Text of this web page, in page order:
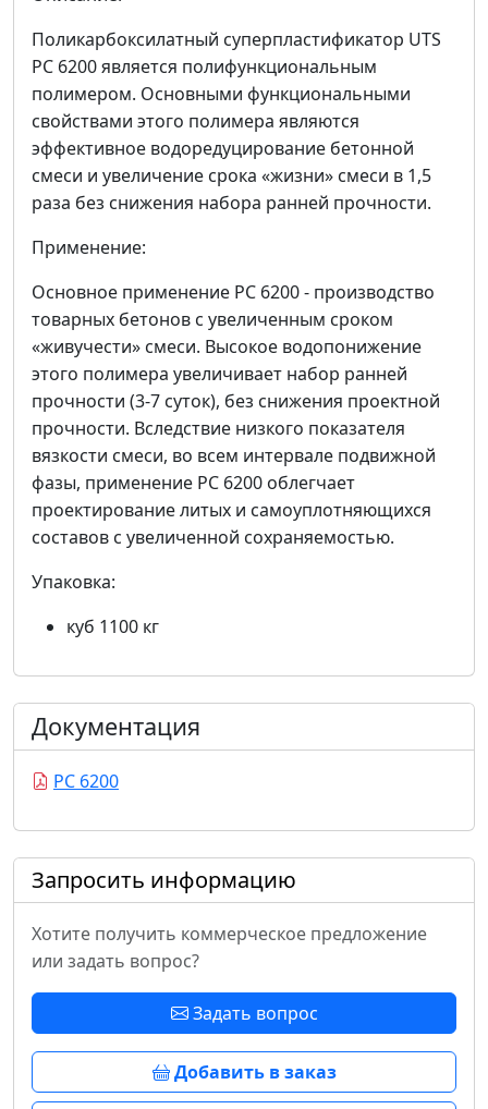
Поликарбоксилатный суперпластификатор UTS
РС 6200 является полифункциональным
полимером. Основными функциональными
свойствами этого полимера являются
эффективное водоредуцирование бетонной
смеси и увеличение срока «жизни» смеси в 1,5
раза без снижения набора ранней прочности.
Применение:
Основное применение РС 6200 - производство
товарных бетонов с увеличенным сроком
«живучести» смеси. Высокое водопонижение
этого полимера увеличивает набор ранней
прочности (3-7 суток), без снижения проектной
прочности. Вследствие низкого показателя
вязкости смеси, во всем интервале подвижной
фазы, применение РС 6200 облегчает
проектирование литых и самоуплотняющихся
составов с увеличенной сохраняемостью.
Упаковка:
куб 1100 кг
Документация
PC 6200
Запросить информацию
Хотите получить коммерческое предложение
или задать вопрос?
Задать вопрос
Добавить в заказ